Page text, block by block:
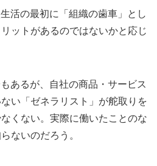
活の最初に「組織の歯車」とし
ットがあるのではないかと応じ
あるが、自社の商品・サービス
い「ゼネラリスト」が舵取りを
くない。実際に働いたことのな
ないのだろう。